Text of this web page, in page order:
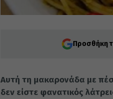
Προσθήκη
Αυτή τη μακαρονάδα με
δεν είστε φανατικός